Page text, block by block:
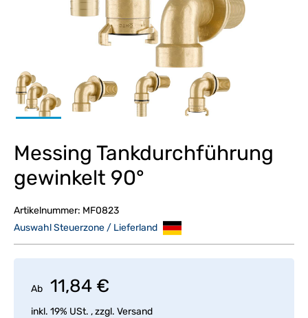
Messing Tankdurchführung
gewinkelt 90°
Artikelnummer: MF0823
Auswahl Steuerzone / Lieferland
Ab 11,84 €
inkl. 19% USt. , zzgl. Versand